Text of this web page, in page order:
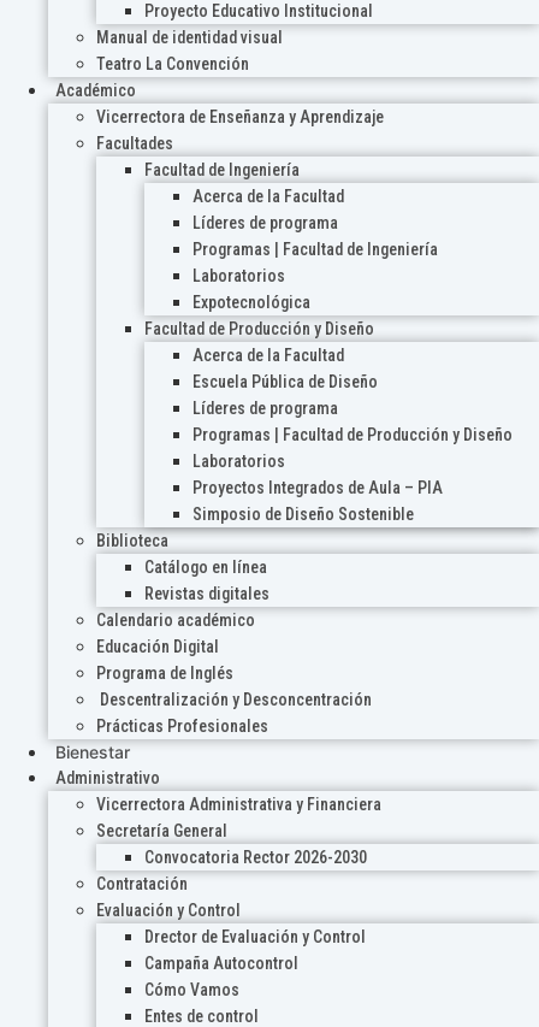
Proyecto Educativo Institucional
Manual de identidad visual
Teatro La Convención
Académico
Vicerrectora de Enseñanza y Aprendizaje
Facultades
Facultad de Ingeniería
Acerca de la Facultad
Líderes de programa
Programas | Facultad de Ingeniería
Laboratorios
Expotecnológica
Facultad de Producción y Diseño
Acerca de la Facultad
Escuela Pública de Diseño
Líderes de programa
Programas | Facultad de Producción y Diseño
Laboratorios
Proyectos Integrados de Aula – PIA
Simposio de Diseño Sostenible
Biblioteca
Catálogo en línea
Revistas digitales
Calendario académico
Educación Digital
Programa de Inglés
Descentralización y Desconcentración
Prácticas Profesionales
Bienestar
Administrativo
Vicerrectora Administrativa y Financiera
Secretaría General
Convocatoria Rector 2026-2030
Contratación
Evaluación y Control
Drector de Evaluación y Control
Campaña Autocontrol
Cómo Vamos
Entes de control